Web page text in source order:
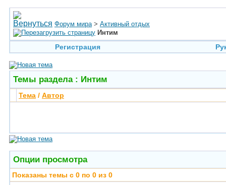
Форум мира > Активный отдых
Интим
Регистрация
Темы раздела: Интим
Тема / Автор
Опции просмотра
Показаны темы с 0 по 0 из 0